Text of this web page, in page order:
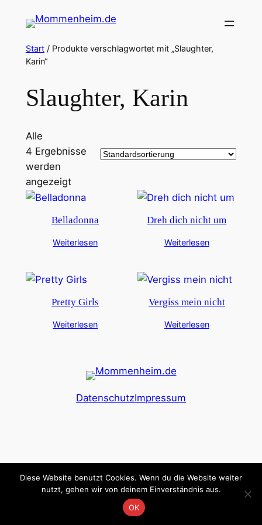
Inhalt
springen
Start/ Produkte verschlagwortet mit „Slaughter,
Karin“
Slaughter, Karin
Alle
4 Ergebnisse
werden
angezeigt
Belladonna
Weiterlesen
Dreh dich nicht um
Weiterlesen
Pretty Girls
Weiterlesen
Vergiss mein nicht
Weiterlesen
DatenschutzImpressum
Diese Website benutzt Cookies. Wenn du die Website weiter
nutzt, gehen wir von deinem Einverständnis aus.
OK